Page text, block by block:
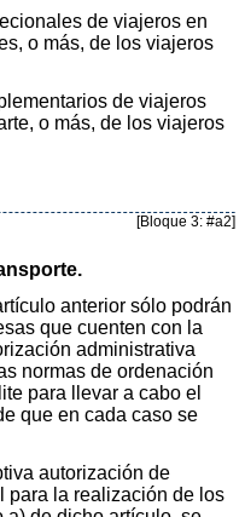
de viajeros en
o más, de los viajeros
de viajeros
o más, de los viajeros
[Bloque 3: #a2]
anterior sólo podrán
que cuenten con la
administrativa
normas de ordenación
para llevar a cabo el
que en cada caso se
autorización de
para la realización de los